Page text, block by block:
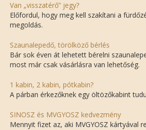
Van „visszatérő” jegy?
Előfordul, hogy meg kell szakítani a
megoldás.
Szaunalepedő, törölköző bérlés
Bár sok éven át lehetett bérelni
most már csak vásárlásra van lehetőség.
1 kabin, 2 kabin, pótkabin?
A párban érkezőknek egy öltözőkabint
SINOSZ és MVGYOSZ kedvezmény
Mennyit fizet az, aki MVGYOSZ kártyával